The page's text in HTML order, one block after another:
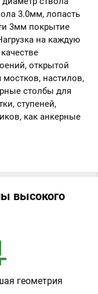
3.0мм, лопасть
3мм покрытие
на каждую
открытой
мостков, настилов,
столбы для
ступеней,
как анкерные
высокого
геометрия